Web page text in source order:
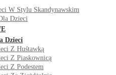
W Stylu Skandynawskim
Dzieci
Dzieci
Z Huśtawką
Z Piaskownicą
Z Podestem